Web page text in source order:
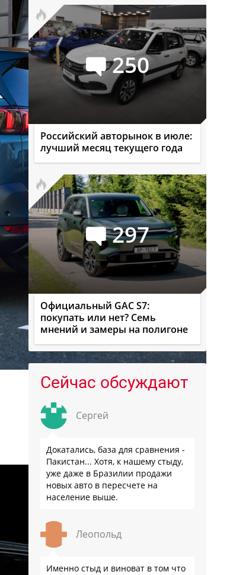
250
Российский авторынок в июле:
лучший месяц текущего года
297
Официальный GAC S7:
покупать или нет? Семь
мнений и замеры на полигоне
Сейчас обсуждают
Сергей
Докатались, база для сравнения -
Пакистан... Хотя, к нашему стыду,
уже даже в Бразилии продажи
новых авто в пересчете на
население выше.
Леопольд
Именно стыд и виноват в том что